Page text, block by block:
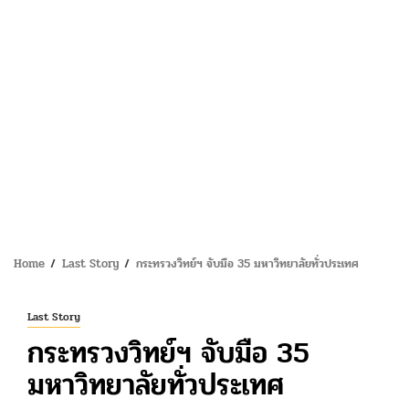
Home Last Story กระทรวงวิทย์ฯ จับมือ 35 มหาวิทยาลัยทั่วประเทศ
Last Story
กระทรวงวิทย์ฯ จับมือ 35
มหาวิทยาลัยทั่วประเทศ